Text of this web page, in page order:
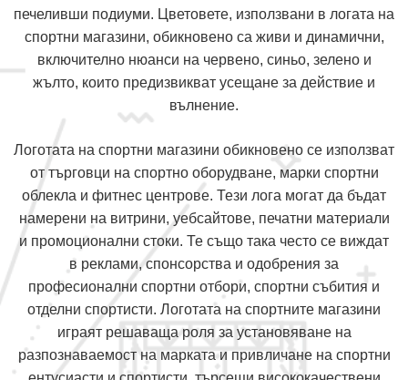
печеливши подиуми. Цветовете, използвани в логата на
спортни магазини, обикновено са живи и динамични,
включително нюанси на червено, синьо, зелено и
жълто, които предизвикват усещане за действие и
вълнение.
Логотата на спортни магазини обикновено се използват
от търговци на спортно оборудване, марки спортни
облекла и фитнес центрове. Тези лога могат да бъдат
намерени на витрини, уебсайтове, печатни материали
и промоционални стоки. Те също така често се виждат
в реклами, спонсорства и одобрения за
професионални спортни отбори, спортни събития и
отделни спортисти. Логотата на спортните магазини
играят решаваща роля за установяване на
разпознаваемост на марката и привличане на спортни